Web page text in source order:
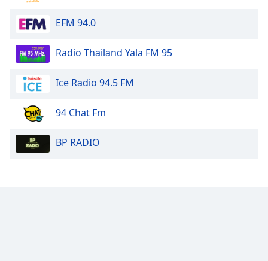
EFM 94.0
Radio Thailand Yala FM 95
Ice Radio 94.5 FM
94 Chat Fm
BP RADIO